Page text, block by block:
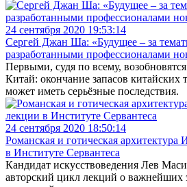
24 сентября 2020 19:53:14
Сергей Джан Ша: «Будущее – за
разработанными профессионалами
Первыми, судя по всему,
Китай: окончание запасов китайских
может иметь серьёзные последствия.
24 сентября 2020 18:50:14
Романская и готическая
в Институте Сервантеса
Кандидат искусствоведения Лев
авторский цикл лекций о важнейших